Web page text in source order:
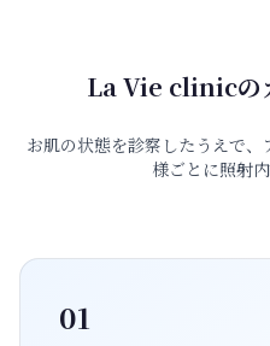
La Vie clinicの
お肌の状態を診察したうえで
様ごとに照射
01